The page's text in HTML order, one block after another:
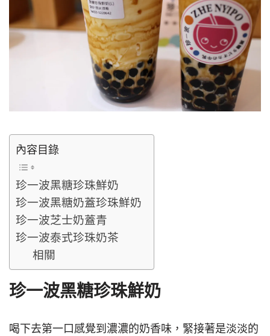
內容目錄
珍一波黑糖珍珠鮮奶
珍一波黑糖奶蓋珍珠鮮奶
珍一波芝士奶蓋青
珍一波泰式珍珠奶茶
相關
珍一波黑糖珍珠鮮奶
喝下去第一口感覺到濃濃的奶香味，緊接著是淡淡的